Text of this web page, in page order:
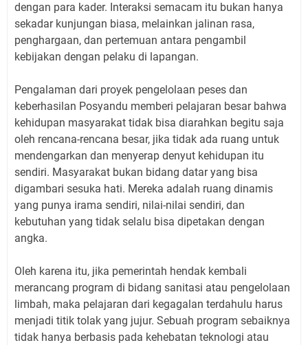
dengan para kader. Interaksi semacam itu bukan hanya
sekadar kunjungan biasa, melainkan jalinan rasa,
penghargaan, dan pertemuan antara pengambil
kebijakan dengan pelaku di lapangan.
Pengalaman dari proyek pengelolaan peses dan
keberhasilan Posyandu memberi pelajaran besar bahwa
kehidupan masyarakat tidak bisa diarahkan begitu saja
oleh rencana-rencana besar, jika tidak ada ruang untuk
mendengarkan dan menyerap denyut kehidupan itu
sendiri. Masyarakat bukan bidang datar yang bisa
digambari sesuka hati. Mereka adalah ruang dinamis
yang punya irama sendiri, nilai-nilai sendiri, dan
kebutuhan yang tidak selalu bisa dipetakan dengan
angka.
Oleh karena itu, jika pemerintah hendak kembali
merancang program di bidang sanitasi atau pengelolaan
limbah, maka pelajaran dari kegagalan terdahulu harus
menjadi titik tolak yang jujur. Sebuah program sebaiknya
tidak hanya berbasis pada kehebatan teknologi atau